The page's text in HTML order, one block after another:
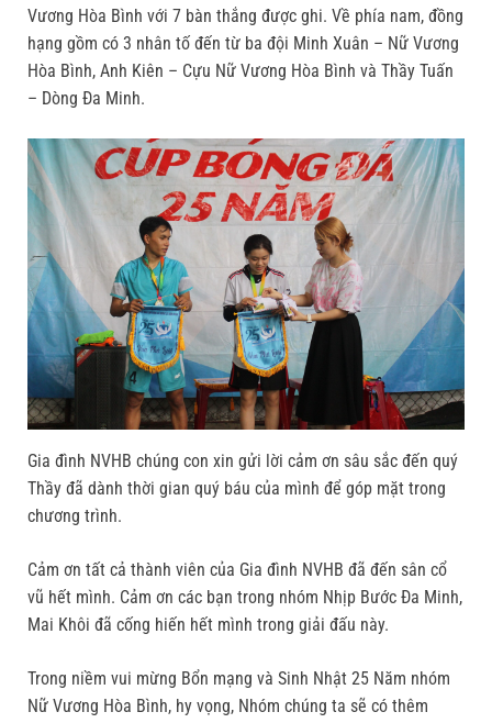
Vương Hòa Bình với 7 bàn thắng được ghi. Về phía nam, đồng
hạng gồm có 3 nhân tố đến từ ba đội Minh Xuân – Nữ Vương
Hòa Bình, Anh Kiên – Cựu Nữ Vương Hòa Bình và Thầy Tuấn
– Dòng Đa Minh.
Gia đình NVHB chúng con xin gửi lời cảm ơn sâu sắc đến quý
Thầy đã dành thời gian quý báu của mình để góp mặt trong
chương trình.
Cảm ơn tất cả thành viên của Gia đình NVHB đã đến sân cổ
vũ hết mình. Cảm ơn các bạn trong nhóm Nhịp Bước Đa Minh,
Mai Khôi đã cống hiến hết mình trong giải đấu này.
Trong niềm vui mừng Bổn mạng và Sinh Nhật 25 Năm nhóm
Nữ Vương Hòa Bình, hy vọng, Nhóm chúng ta sẽ có thêm